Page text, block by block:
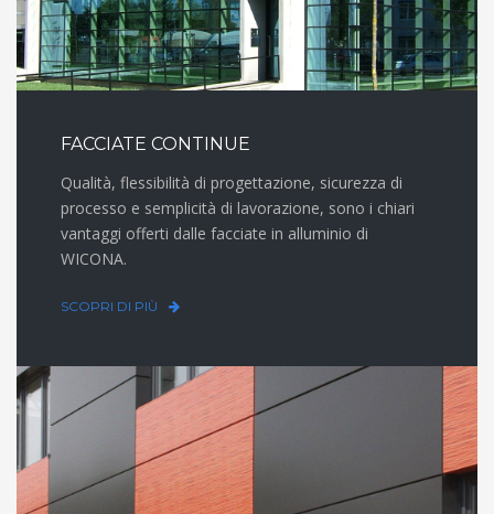
FACCIATE CONTINUE
Qualità, flessibilità di progettazione, sicurezza di
processo e semplicità di lavorazione, sono i chiari
vantaggi offerti dalle facciate in alluminio di
WICONA.
SCOPRI DI PIÙ